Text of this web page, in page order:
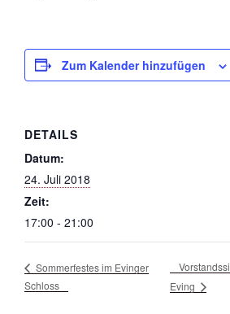
Zum Kalender hinzufügen
DETAILS
Datum:
24. Juli 2018
Zeit:
17:00 - 21:00
Sommerfestes im Evinger
Schloss
Eving